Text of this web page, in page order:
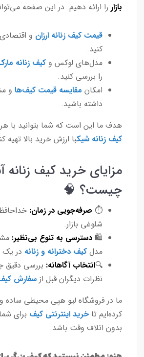
بازار را ارائه دهیم. در این صفحه
قیمت کیف زنانه ارزان و
کنید.
مدل‌های لوکس و کیف زنانه
را بررسی کنید.
امکان مقایسه قیمت کیف‌ها و
داشته باشید.
هدف ما این است که شما بتوانید با
کیف زنانه شیکبا ارزش خرید بالا تهیه
مزایای خرید کیف زنانه
چیست؟ 🧠
⏱️ صرفه‌جویی در زمان:
شلوغی بازار.
🛍️ دسترسی به تنوع بی‌نظیر:
مدل کیف دخترانه و زنانه در یک
🔍انتخاب آگاهانه: بررسی دقیق
نظرات دیگران قبل از سفارش
ما در فروشگاه لیو هپی محیطی ساده
کرده‌ایم تا خرید اینترنتی کیف برای
بدون اتلاف وقت باشد.